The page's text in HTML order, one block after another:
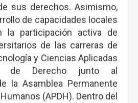
sus derechos. Asimismo,
de capacidades locales
la participación activa de
de las carreras de
y Ciencias Aplicadas
de Derecho junto al
la Asamblea Permanente
(APDH). Dentro del